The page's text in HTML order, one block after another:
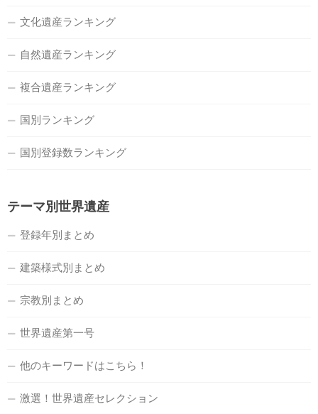
文化遺産ランキング
自然遺産ランキング
複合遺産ランキング
国別ランキング
国別登録数ランキング
テーマ別世界遺産
登録年別まとめ
建築様式別まとめ
宗教別まとめ
世界遺産第一号
他のキーワードはこちら！
激選！世界遺産セレクション